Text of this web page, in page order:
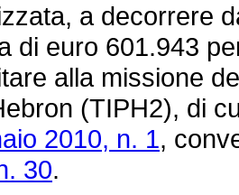
a decorrere
di euro 601.943
alla missione
(TIPH2), di
2010, n. 1,
30.